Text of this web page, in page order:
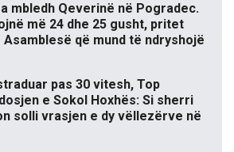
mbledh Qeverinë në Pogradec.
më 24 dhe 25 gusht, pritet
Asamblesë që mund të ndryshojë
pas 30 vitesh, Top
e Sokol Hoxhës: Si sherri
solli vrasjen e dy vëllezërve në